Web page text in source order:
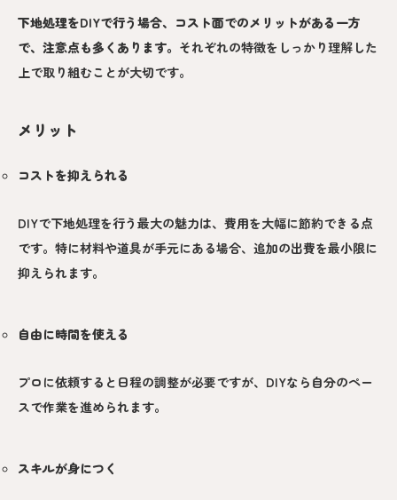
下地処理をDIYで行う場合、コスト面でのメリットがある一方
で、注意点も多くあります。 それぞれの特徴をしっかり理解した
上で取り組むことが大切です。
メリット
コストを抑えられる
DIYで下地処理を行う最大の魅力は、費用を大幅に節約できる点
です。特に材料や道具が手元にある場合、追加の出費を最小限に
抑えられます。
自由に時間を使える
プロに依頼すると日程の調整が必要ですが、DIYなら自分のペー
スで作業を進められます。
スキルが身につく